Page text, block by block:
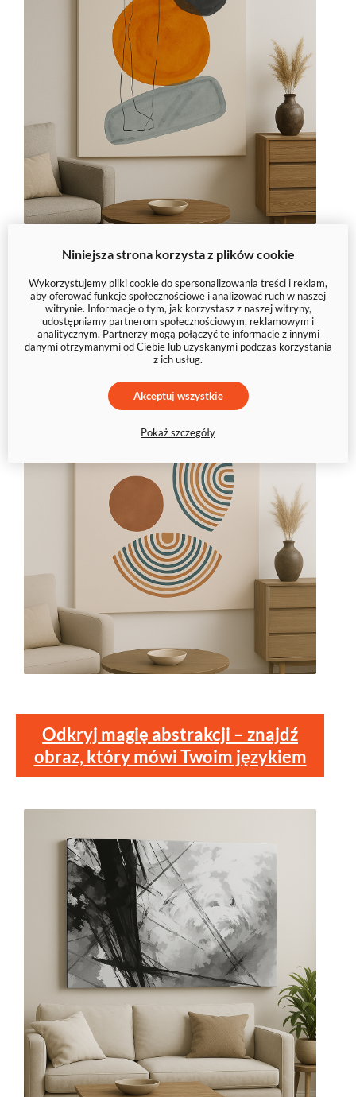
Zatrzymaj wzrok na czymś
wyjątkowym – wybierz swoją
abstrakcję
Odkryj magię abstrakcji – znajdź
obraz, który mówi Twoim językiem
Niniejsza strona korzysta z plików cookie
Wykorzystujemy pliki cookie do spersonalizowania treści i reklam,
aby oferować funkcje społecznościowe i analizować ruch w naszej
witrynie. Informacje o tym, jak korzystasz z naszej witryny,
udostępniamy partnerom społecznościowym, reklamowym i
analitycznym. Partnerzy mogą połączyć te informacje z innymi
danymi otrzymanymi od Ciebie lub uzyskanymi podczas korzystania
z ich usług.
Akceptuj wszystkie
Pokaż szczegóły